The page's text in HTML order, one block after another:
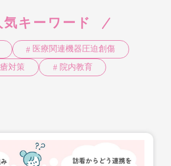
気キーワード
医療関連機器圧迫創傷
対策 院内教育